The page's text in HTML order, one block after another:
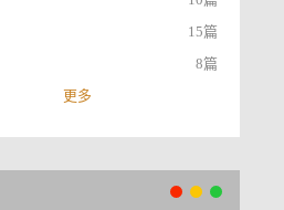
15篇
8篇
更多